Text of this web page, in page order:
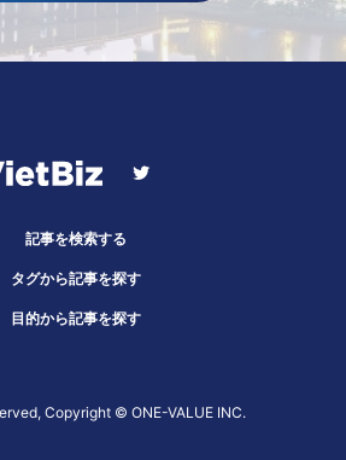
記事を検索する
タグから記事を探す
目的から記事を探す
Copyright ©︎ ONE-VALUE INC.